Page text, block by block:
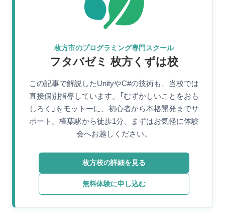
枚方市のプログラミング専門スクール
フタバゼミ 枚方くずは校
この記事で解説したUnityやC#の技術も、当校では
直接個別指導しています。「むずかしいことをおも
しろく」をモットーに、初心者から本格開発までサ
ポート。樟葉駅から徒歩1分、まずはお気軽に体験
会へお越しください。
枚方校の詳細を見る
無料体験に申し込む